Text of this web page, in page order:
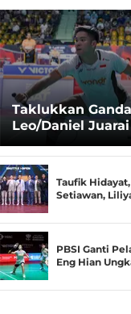
Taklukkan
Leo/Daniel
Taufik
Setiawan,
PBSI Ganti
Eng Hian